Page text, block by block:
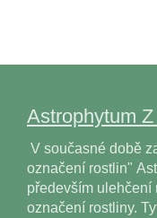
Astrophytum
V současné době
označení rostlin"
především ulehčení
označení rostliny.